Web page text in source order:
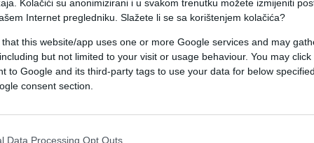
Kolačići su anonimizirani i u svakom trenutku možete izmijeniti
Internet pregledniku. Slažete li se sa korištenjem kolačića?
that this website/app uses one or more Google services and may
but not limited to your visit or usage behaviour. You may
to Google and its third-party tags to use your data for below
consent section.
Data Processing Opt Outs
su bile obustavljene zbog smrti lokalnog
snaga Maldiva, koji je stradao tokom pokušaja
vjeruje da je pet italijanskih ronilaca stradalo
što je znatno ispod dozvoljenog